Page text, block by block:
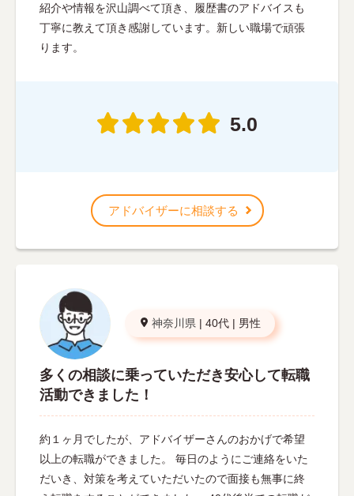
紹介や情報を沢山調べて頂き、履歴書のアドバイスも
丁寧に教えて頂き感謝しています。新しい職場で頑張
ります。
5.0
アドバイザーに相談する
神奈川県 | 40代 | 男性
多くの相談に乗っていただき安心して転職
活動できました！
約１ヶ月でしたが、アドバイザーさんのおかげで希望
以上の転職ができました。 毎日のようにご連絡をいた
だいき、対策を考えていただいたので面接も無事に終